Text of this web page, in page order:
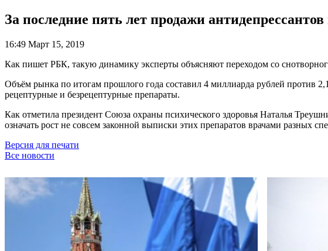
За последние пять лет продажи
16:49 Март 15, 2019
Как пишет РБК, такую динамику эксперты объясняют переходом со
Объём рынка по итогам прошлого года составил 4 миллиарда рублей против
рецептурные и безрецептурные препараты.
Как отметила президент Союза охраны психического здоровья Наталья
означать рост не совсем законной выписки этих препаратов врачами разных
Версия для печати
Все новости